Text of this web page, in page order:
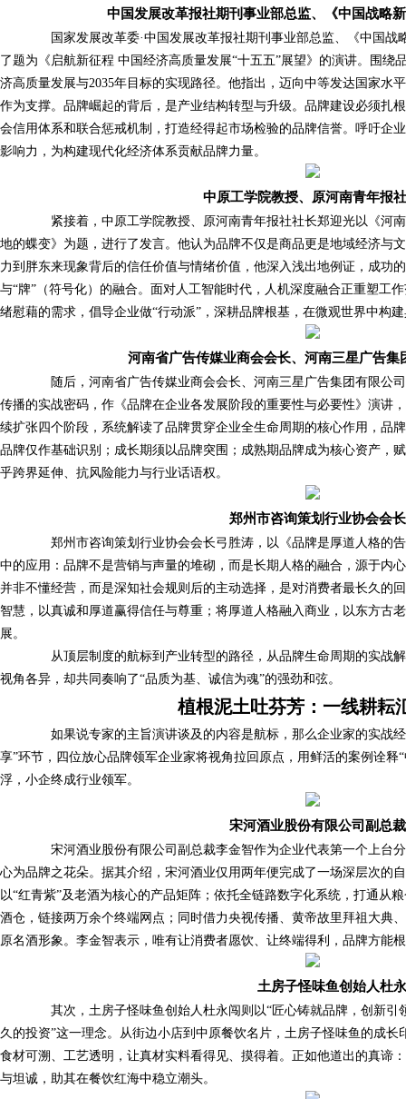
中国发展改革报社期刊事业部总监、《中国战略
国家发展改革委·中国发展改革报社期刊事业部总监、《中国战
了题为《启航新征程 中国经济高质量发展“十五五”展望》的演讲。围绕
济高质量发展与2035年目标的实现路径。他指出，迈向中等发达国家水
作为支撑。品牌崛起的背后，是产业结构转型与升级。品牌建设必须扎
会信用体系和联合惩戒机制，打造经得起市场检验的品牌信誉。呼吁企
影响力，为构建现代化经济体系贡献品牌力量。
中原工学院教授、原河南青年报
紧接着，中原工学院教授、原河南青年报社社长郑迎光以《河
地的蝶变》为题，进行了发言。他认为品牌不仅是商品更是地域经济与
力到胖东来现象背后的信任价值与情绪价值，他深入浅出地例证，成功
与“牌”（符号化）的融合。面对人工智能时代，人机深度融合正重塑工
绪慰藉的需求，倡导企业做“行动派”，深耕品牌根基，在微观世界中构
河南省广告传媒业商会会长、河南三星广告集
随后，河南省广告传媒业商会会长、河南三星广告集团有限公
传播的实战密码，作《品牌在企业各发展阶段的重要性与必要性》演讲
续扩张四个阶段，系统解读了品牌贯穿企业全生命周期的核心作用，品
品牌仅作基础识别；成长期须以品牌突围；成熟期品牌成为核心资产，
乎跨界延伸、抗风险能力与行业话语权。
郑州市咨询策划行业协会会
郑州市咨询策划行业协会会长弓胜涛，以《品牌是厚道人格的
中的应用：品牌不是营销与声量的堆砌，而是长期人格的融合，源于内
并非不懂经营，而是深知社会规则后的主动选择，是对消费者最长久的
智慧，以真诚和厚道赢得信任与尊重；将厚道人格融入商业，以东方古
展。
从顶层制度的航标到产业转型的路径，从品牌生命周期的实战
视角各异，却共同奏响了“品质为基、诚信为魂”的强劲和弦。
植根泥土吐芬芳：一线耕耘
如果说专家的主旨演讲谈及的内容是航标，那么企业家的实战经
享”环节，四位放心品牌领军企业家将视角拉回原点，用鲜活的案例诠释
浮，小企终成行业领军。
宋河酒业股份有限公司副总
宋河酒业股份有限公司副总裁李金智作为企业代表第一个上台
心为品牌之花朵。据其介绍，宋河酒业仅用两年便完成了一场深层次的
以“红青紫”及老酒为核心的产品矩阵；依托全链路数字化系统，打通从
酒仓，链接两万余个终端网点；同时借力央视传播、黄帝故里拜祖大典
原名酒形象。李金智表示，唯有让消费者愿饮、让终端得利，品牌方能
土房子怪味鱼创始人杜
其次，土房子怪味鱼创始人杜永闯则以“匠心铸就品牌，创新引
久的投资”这一理念。从街边小店到中原餐饮名片，土房子怪味鱼的成
食材可溯、工艺透明，让真材实料看得见、摸得着。正如他道出的真谛
与坦诚，助其在餐饮红海中稳立潮头。